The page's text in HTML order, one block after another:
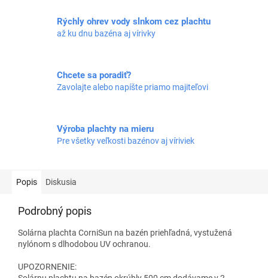
Rýchly ohrev vody slnkom cez plachtu
až ku dnu bazéna aj vírivky
Chcete sa poradiť?
Zavolajte alebo napíšte priamo majiteľovi
Výroba plachty na mieru
Pre všetky veľkosti bazénov aj víriviek
Popis Diskusia
Podrobný popis
Solárna plachta CorniSun na bazén priehľadná, vystužená
nylónom s dlhodobou UV ochranou.
UPOZORNENIE: